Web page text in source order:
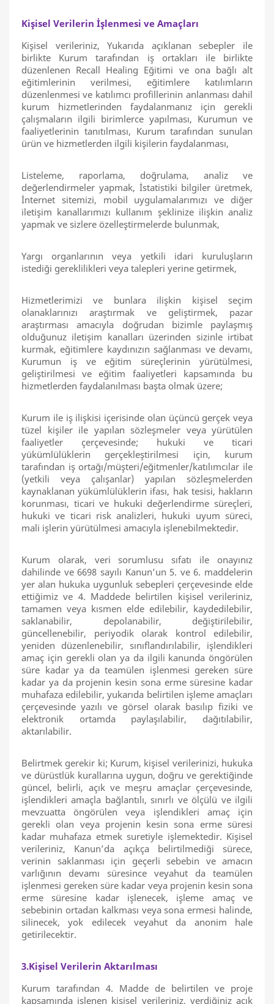
Kişisel Verilerin İşlenmesi ve Amaçları
Kişisel verileriniz, Yukarıda açıklanan sebepler ile
birlikte Kurum tarafından iş ortakları ile birlikte
düzenlenen Recall Healing Eğitimi ve ona bağlı alt
eğitimlerinin verilmesi, eğitimlere katılımların
düzenlenmesi ve katılımcı profillerinin anlanması dahil
kurum hizmetlerinden faydalanmanız için gerekli
çalışmaların ilgili birimlerce yapılması, Kurumun ve
faaliyetlerinin tanıtılması, Kurum tarafından sunulan
ürün ve hizmetlerden ilgili kişilerin faydalanması,
Listeleme, raporlama, doğrulama, analiz ve
değerlendirmeler yapmak, İstatistiki bilgiler üretmek,
İnternet sitemizi, mobil uygulamalarımızı ve diğer
iletişim kanallarımızı kullanım şeklinize ilişkin analiz
yapmak ve sizlere özelleştirmelerde bulunmak,
Yargı organlarının veya yetkili idari kuruluşların
istediği gereklilikleri veya talepleri yerine getirmek,
Hizmetlerimizi ve bunlara ilişkin kişisel seçim
olanaklarınızı araştırmak ve geliştirmek, pazar
araştırması amacıyla doğrudan bizimle paylaşmış
olduğunuz iletişim kanalları üzerinden sizinle irtibat
kurmak, eğitimlere kaydınızın sağlanması ve devamı,
Kurumun iş ve eğitim süreçlerinin yürütülmesi,
geliştirilmesi ve eğitim faaliyetleri kapsamında bu
hizmetlerden faydalanılması başta olmak üzere;
Kurum ile iş ilişkisi içerisinde olan üçüncü gerçek veya
tüzel kişiler ile yapılan sözleşmeler veya yürütülen
faaliyetler çerçevesinde; hukuki ve ticari
yükümlülüklerin gerçekleştirilmesi için, kurum
tarafından iş ortağı/müşteri/eğitmenler/katılımcılar ile
(yetkili veya çalışanlar) yapılan sözleşmelerden
kaynaklanan yükümlülüklerin ifası, hak tesisi, hakların
korunması, ticari ve hukuki değerlendirme süreçleri,
hukuki ve ticari risk analizleri, hukuki uyum süreci,
mali işlerin yürütülmesi amacıyla işlenebilmektedir.
Kurum olarak, veri sorumlusu sıfatı ile onayınız
dahilinde ve 6698 sayılı Kanun’un 5. ve 6. maddelerin
yer alan hukuka uygunluk sebepleri çerçevesinde elde
ettiğimiz ve 4. Maddede belirtilen kişisel verileriniz,
tamamen veya kısmen elde edilebilir, kaydedilebilir,
saklanabilir, depolanabilir, değiştirilebilir,
güncellenebilir, periyodik olarak kontrol edilebilir,
yeniden düzenlenebilir, sınıflandırılabilir, işlendikleri
amaç için gerekli olan ya da ilgili kanunda öngörülen
süre kadar ya da teamülen işlenmesi gereken süre
kadar ya da projenin kesin sona erme süresine kadar
muhafaza edilebilir, yukarıda belirtilen işleme amaçları
çerçevesinde yazılı ve görsel olarak basılıp fiziki ve
elektronik ortamda paylaşılabilir, dağıtılabilir,
aktarılabilir.
Belirtmek gerekir ki; Kurum, kişisel verilerinizi, hukuka
ve dürüstlük kurallarına uygun, doğru ve gerektiğinde
güncel, belirli, açık ve meşru amaçlar çerçevesinde,
işlendikleri amaçla bağlantılı, sınırlı ve ölçülü ve ilgili
mevzuatta öngörülen veya işlendikleri amaç için
gerekli olan veya projenin kesin sona erme süresi
kadar muhafaza etmek suretiyle işlemektedir. Kişisel
verileriniz, Kanun’da açıkça belirtilmediği sürece,
verinin saklanması için geçerli sebebin ve amacın
varlığının devamı süresince veyahut da teamülen
işlenmesi gereken süre kadar veya projenin kesin sona
erme süresine kadar işlenecek, işleme amaç ve
sebebinin ortadan kalkması veya sona ermesi halinde,
silinecek, yok edilecek veyahut da anonim hale
getirilecektir.
3.Kişisel Verilerin Aktarılması
Kurum tarafından 4. Madde de belirtilen ve proje
kapsamında işlenen kişisel verileriniz, verdiğiniz açık